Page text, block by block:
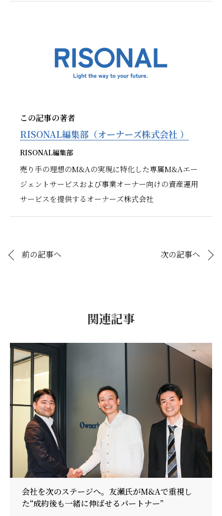
この記事の著者
RISONAL編集部（オーナーズ株式会社 ）
RISONAL編集部
売り手の理想のM&Aの実現に特化した専属M&Aエー
ジェントサービスおよび事業オーナー向けの資産運用
サービスを提供するオーナーズ株式会社
前の記事へ 次の記事へ
関連記事
会社を次のステージへ。友瀬氏がM&Aで重視し
た“成約後も一緒に伸ばせるパートナー”